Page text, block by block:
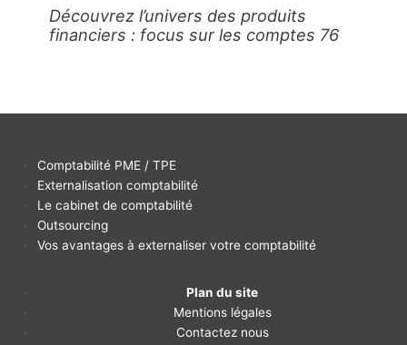
Découvrez l’univers des produits
financiers : focus sur les comptes 76
Comptabilité PME / TPE
Externalisation comptabilité
Le cabinet de comptabilité
Outsourcing
Vos avantages à externaliser votre comptabilité
Plan du site
Mentions légales
Contactez nous